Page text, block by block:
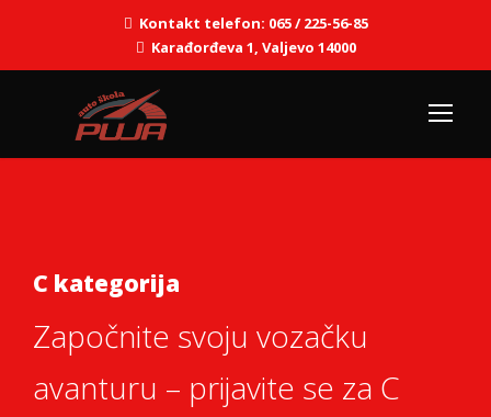
Kontakt telefon: 065 / 225-56-85
Karađorđeva 1, Valjevo 14000
C kategorija
Započnite svoju vozačku
avanturu – prijavite se za C